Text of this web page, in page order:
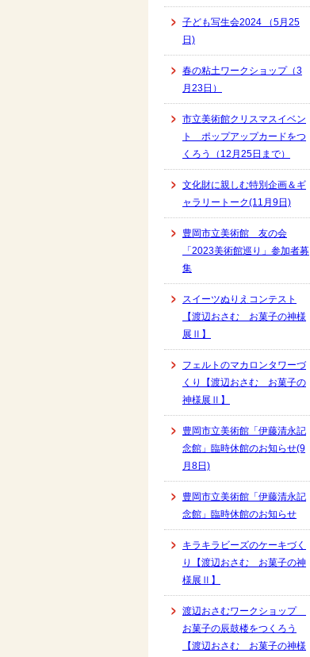
子ども写生会2024 （5月25
日)
春の粘土ワークショップ（3
月23日）
市立美術館クリスマスイベン
ト ポップアップカードをつ
くろう（12月25日まで）
文化財に親しむ特別企画＆ギ
ャラリートーク(11月9日)
豊岡市立美術館 友の会
「2023美術館巡り」参加者募
集
スイーツぬりえコンテスト
【渡辺おさむ お菓子の神様
展Ⅱ】
フェルトのマカロンタワーづ
くり【渡辺おさむ お菓子の
神様展Ⅱ】
豊岡市立美術館「伊藤清永記
念館」臨時休館のお知らせ(9
月8日)
豊岡市立美術館「伊藤清永記
念館」臨時休館のお知らせ
キラキラビーズのケーキづく
り【渡辺おさむ お菓子の神
様展Ⅱ】
渡辺おさむワークショップ
お菓子の辰鼓楼をつくろう
【渡辺おさむ お菓子の神様